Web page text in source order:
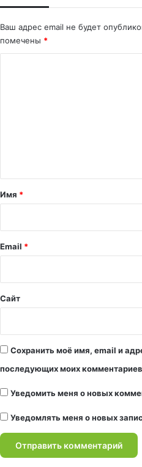
Ваш адрес email не будет
помечены *
а
й
Имя *
Email *
Сайт
Сохранить моё имя, email и
последующих моих
Уведомить меня о новых
Уведомлять меня о новых